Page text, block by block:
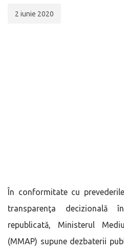
2 iunie 2020
În conformitate cu
transparenţa decizională
republicată, Ministerul
(MMAP) supune dezbaterii